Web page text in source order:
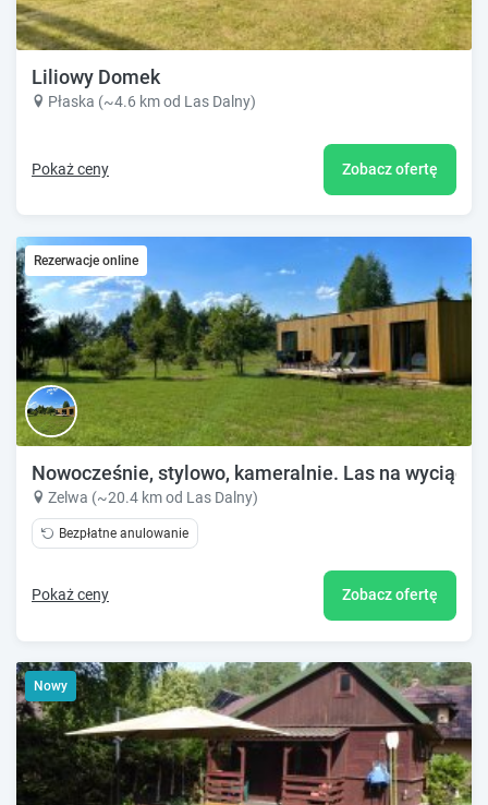
Liliowy Domek
Płaska (~4.6 km od Las Dalny)
Pokaż ceny Zobacz ofertę
Rezerwacje online
Nowocześnie, stylowo, kameralnie. Las na
Zelwa (~20.4 km od Las Dalny)
Bezpłatne anulowanie
Pokaż ceny Zobacz ofertę
Nowy